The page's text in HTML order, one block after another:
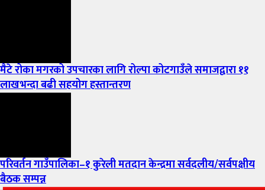
मैटे रोका मगरको उपचारका लागि रोल्पा कोटगाउँले समाजद्वारा ११
लाखभन्दा बढी सहयोग हस्तान्तरण
परिवर्तन गाउँपालिका–१ कुरेली मतदान केन्द्रमा सर्वदलीय/सर्वपक्षीय
बैठक सम्पन्न